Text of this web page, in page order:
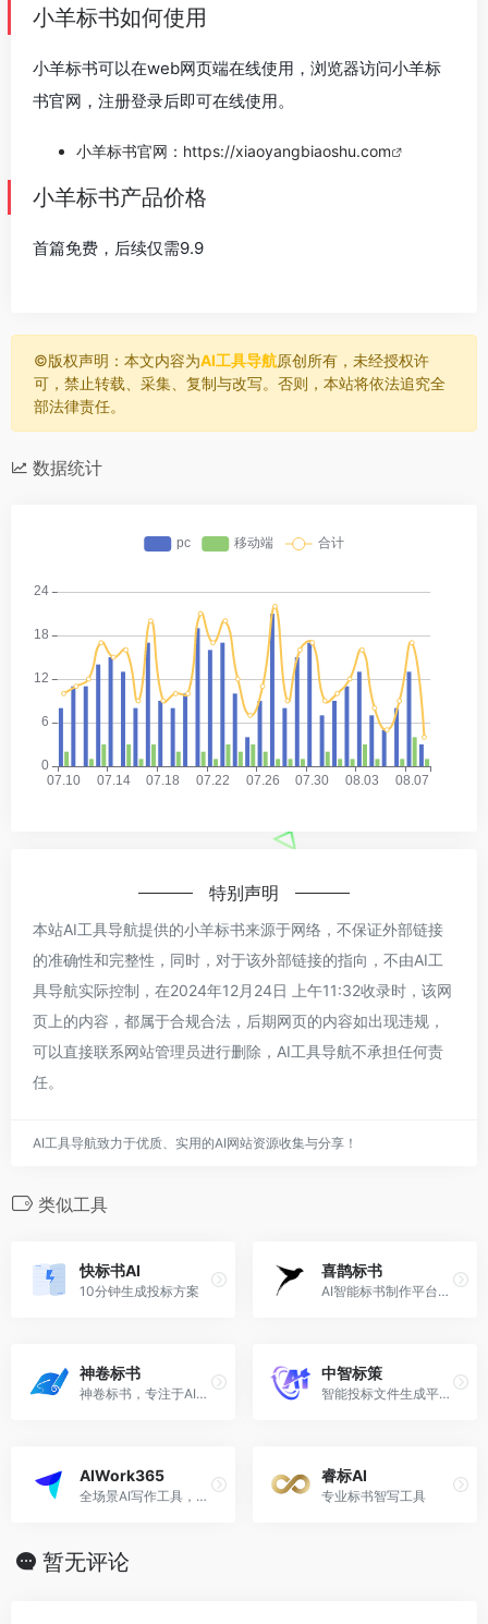
小羊标书如何使用
小羊标书可以在web网页端在线使用，浏览器访问小羊标
书官网，注册登录后即可在线使用。
小羊标书官网： https://xiaoyangbiaoshu.com
小羊标书产品价格
首篇免费，后续仅需9.9
©️版权声明：本文内容为AI工具导航原创所有，未经授权许
可，禁止转载、采集、复制与改写。否则，本站将依法追究全
部法律责任。
数据统计
特别声明
本站AI工具导航提供的小羊标书来源于网络，不保证外部链接
的准确性和完整性，同时，对于该外部链接的指向，不由AI工
具导航实际控制，在2024年12月24日 上午11:32收录时，该网
页上的内容，都属于合规合法，后期网页的内容如出现违规，
可以直接联系网站管理员进行删除，AI工具导航不承担任何责
任。
AI工具导航致力于优质、实用的AI网站资源收集与分享！
类似工具
快标书AI
10分钟生成投标方案
喜鹊标书
AI智能标书制作平台，10分钟智能生成20万字投标方案，大幅提升中标率!
神卷标书
神卷标书，专注于AI智能标书制作、管理与咨询服务，提供高效、专业的招投标解决方案。支持一站式标书生成、模板下载，助力企业轻松投标，提升中标率。
中智标策
智能投标文件生成平台，支持招标文件一键导入、关键要求自动提取
AIWork365
全场景AI写作工具，让创作更简单，办公更轻松！
睿标AI
专业标书智写工具
暂无评论